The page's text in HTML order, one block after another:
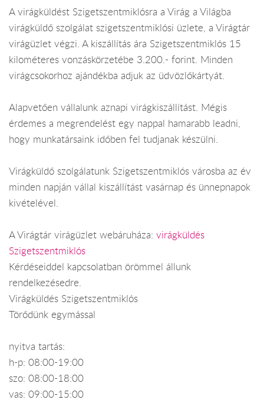
A virágküldést Szigetszentmiklósra a Virág a Világba
virágküldő szolgálat szigetszentmiklósi üzlete, a Virágtár
virágüzlet végzi. A kiszállítás ára Szigetszentmiklós 15
kilométeres vonzáskörzetébe 3.200.- forint. Minden
virágcsokorhoz ajándékba adjuk az üdvözlőkártyát.
Alapvetően vállalunk aznapi virágkiszállítást. Mégis
érdemes a megrendelést egy nappal hamarabb leadni,
hogy munkatársaink időben fel tudjanak készülni.
Virágküldő szolgálatunk Szigetszentmiklós városba az év
minden napján vállal kiszállítást vasárnap és ünnepnapok
kivételével.
A Virágtár virágüzlet webáruháza: virágküldés
Szigetszentmiklós
Kérdéseiddel kapcsolatban örömmel állunk
rendelkezésedre.
Virágküldés Szigetszentmiklós
Törődünk egymással
nyitva tartás:
h-p: 08:00-19:00
szo: 08:00-18:00
vas: 09:00-15:00